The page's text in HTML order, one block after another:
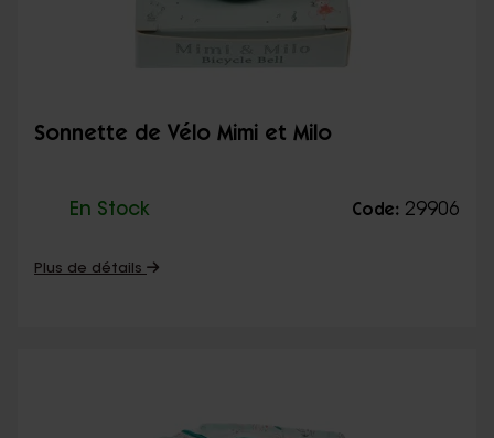
Sonnette de Vélo Mimi et Milo
En Stock Code: 29906
Plus de détails